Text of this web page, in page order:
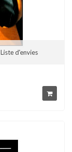
Liste d'envies